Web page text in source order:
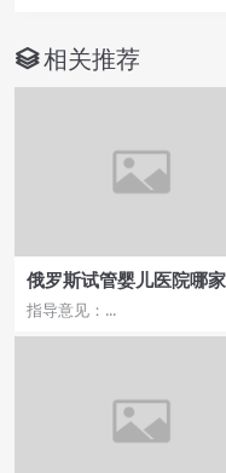
相关推荐
俄罗斯试管婴儿医院哪
务更贴心？
指导意见：...